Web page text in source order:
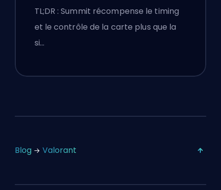
Callouts et Fumigènes
TL;DR : Summit récompense le timing
et le contrôle de la carte plus que la
si…
Blog Valorant